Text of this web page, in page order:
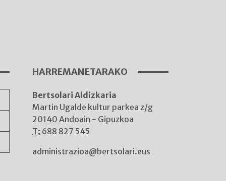
HARREMANETARAKO
Bertsolari Aldizkaria
Martin Ugalde kultur parkea z/g
20140 Andoain - Gipuzkoa
T: 688 827 545
administrazioa@bertsolari.eus